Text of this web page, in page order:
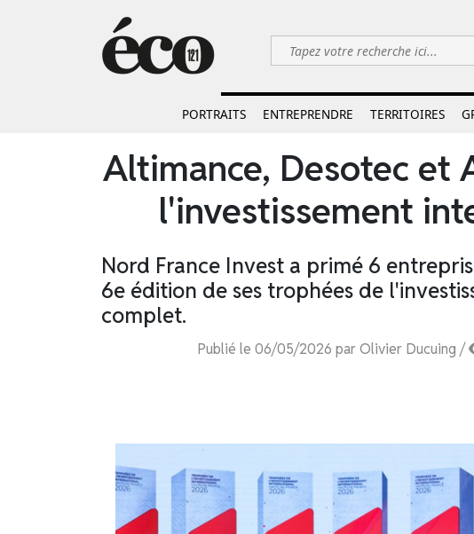
PORTRAITS ENTREPRENDRE TERRITOIRES
Altimance, Desotec et
l'investissement
Nord France Invest a primé 6
6e édition de ses trophées de
complet.
Publié le 06/05/2026 par Olivier Ducuing /